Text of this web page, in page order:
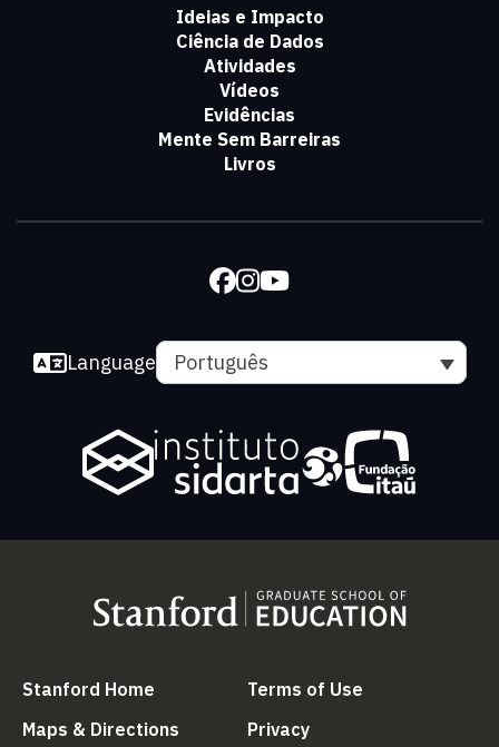
Ideias e Impacto
Ciência de Dados
Atividades
Vídeos
Evidências
Mente Sem Barreiras
Livros
Language Português
Stanford Home (link is external)
Maps & Directions (link is external)
Terms of Use
Privacy(link is external)